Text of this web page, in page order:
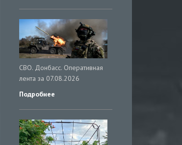
СВО. Донбасс. Оперативная
лента за 07.08.2026
Подробнее